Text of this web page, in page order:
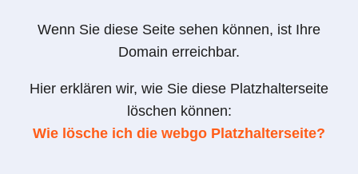
Wenn Sie diese Seite sehen können, ist Ihre
Domain erreichbar.
Hier erklären wir, wie Sie diese Platzhalterseite
löschen können:
Wie lösche ich die webgo Platzhalterseite?